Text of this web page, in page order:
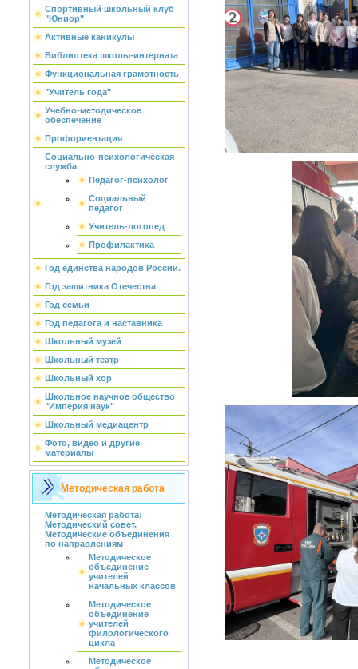
Спортивный школьный клуб
"Юниор"
Активные каникулы
Библиотека школы-интерната
Функциональная грамотность
"Учитель года"
Учебно-методическое
обеспечение
Профориентация
Социально-психологическая
служба
Педагог-психолог
Социальный
педагог
Учитель-логопед
Профилактика
Год единства народов России.
Год защитника Отечества
Год семьи
Год педагога и наставника
Школьный музей
Школьный театр
Школьный хор
Школьное научное общество
"Империя наук"
Школьный медиацентр
Фото, видео и другие
материалы
Методическая работа
Методическая работа:
Методический совет.
Методические объединения
по направлениям
Методическое
объединение
учителей
начальных классов
Методическое
объединение
учителей
филологического
цикла
Методическое